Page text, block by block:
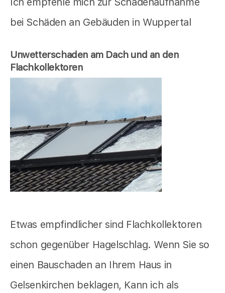
bei Schäden an Gebäuden in Wuppertal
Unwetterschaden am Dach und an den
Flachkollektoren
Etwas empfindlicher sind Flachkollektoren
schon gegenüber Hagelschlag. Wenn Sie so
einen Bauschaden an Ihrem Haus in
Gelsenkirchen beklagen, Kann ich als